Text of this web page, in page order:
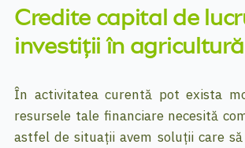
Credite capital de
investiții în agricultură
În activitatea curentă pot exista
resursele tale financiare necesită
astfel de situații avem soluții care să